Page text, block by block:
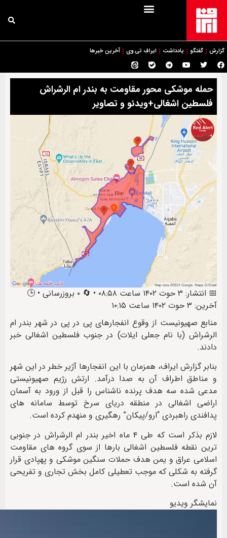
گزارش گفتگو یادداشت ایراف تی وی آخرین خبرها
حمله موشکی محور مقاومت به بندر ام الرشراش
فلسطین اشغالی+ویدئو و تصاویر
📅 انتشار: ۳ حوت ۱۴۰۲ ساعت ۰۸:۵۸ • 🔄 ۰ بروزرسانی • 🕒
آخرین: ۳ حوت ۱۴۰۲ ساعت ۱۰:۱۵
منابع صهیونیست از وقوع انفجارهای پی در پی در شهر بندر ام
الرشراش (با نام جعلی ایلات) در جنوب فلسطین اشغالی خبر
دادند.
بنابر گزارش ایراف، همزمان با این انفجارها آژیر خطر در این شهر
و مناطق اطراف آن به صدا درآمد. ارتش رژیم صهیونیستی
مدعی شده سه هدف پرنده ناشناس را قبل از ورود به آسمان
اراضی اشغالی در منطقه دریای سرخ توسط سامانه های
پدافندی راهبردی “ارو/پیکان” رهگیری و منهدم کرده است.
لازم بذکر است که طی ۴ ماه اخیر بندر ام الرشراش در جنوبی
ترین نقطه فلسطین اشغالی بارها از سوی گروه های مقاومت
اسلامی عراق و یمن هدف حملات سنگین موشکی و پهپادی قرار
گرفته به شکلی که موجب تعطیلی کامل بخش تجاری و تفریحی
آن شده است.
نمایشگر ویدیو